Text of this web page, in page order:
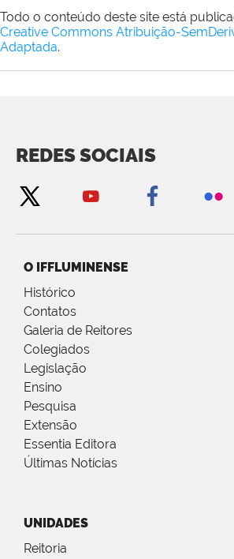
Todo o conteúdo deste site está
Creative Commons Atribuição-
Adaptada.
REDES SOCIAIS
O IFFLUMINENSE
Histórico
Contatos
Galeria de Reitores
Colegiados
Legislação
Ensino
Pesquisa
Extensão
Essentia Editora
Últimas Notícias
UNIDADES
Reitoria